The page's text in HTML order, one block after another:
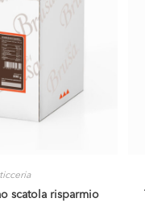
scatola risparmio